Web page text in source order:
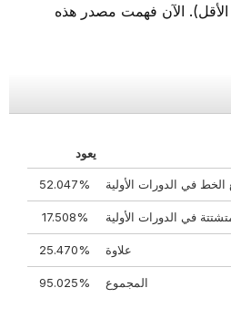
الأقل). الآن فهمت مصدر هذه
يعود
الخط في الدورات الأولية 52.047%
في الدورات الأولية 17.508%
علاوة 25.470%
المجموع 95.025%